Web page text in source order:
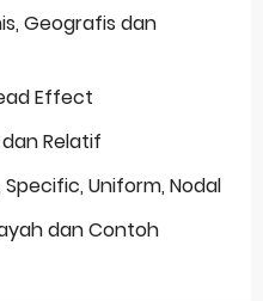
Geografis dan
Effect
Relatif
Specific, Uniform, Nodal
dan Contoh